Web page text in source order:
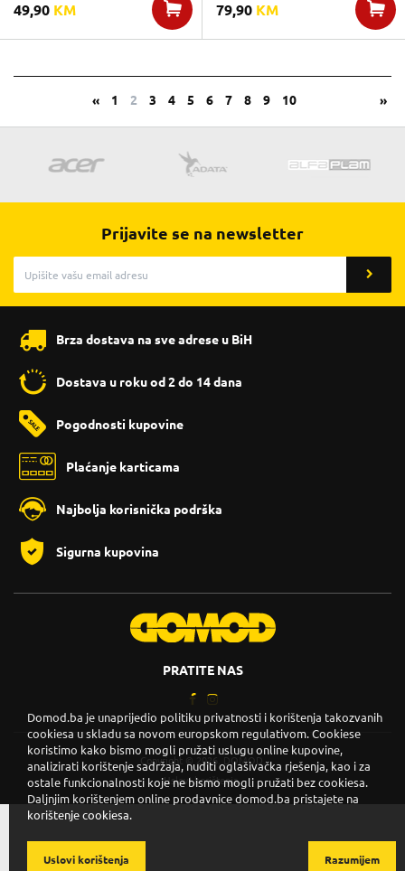
49,90 KM 79,90 KM
« 1 2 3 4 5 6 7 8 9 10 »
Prijavite se na newsletter
Brza dostava na sve adrese u BiH
Dostava u roku od 2 do 14 dana
Pogodnosti kupovine
Plaćanje karticama
Najbolja korisnička podrška
Sigurna kupovina
PRATITE NAS
Copyright © 2026. DOMOD.
Uslovi korištenja.
Domod.ba je unaprijedio politiku privatnosti i korištenja takozvanih
cookiesa u skladu sa novom europskom regulativom. Cookiese
koristimo kako bismo mogli pružati uslugu online kupovine,
analizirati korištenje sadržaja, nuditi oglašivačka rješenja, kao i za
ostale funkcionalnosti koje ne bismo mogli pružati bez cookiesa.
Daljnjim korištenjem online prodavnice domod.ba pristajete na
korištenje cookiesa.
Razumijem
Uslovi korištenja